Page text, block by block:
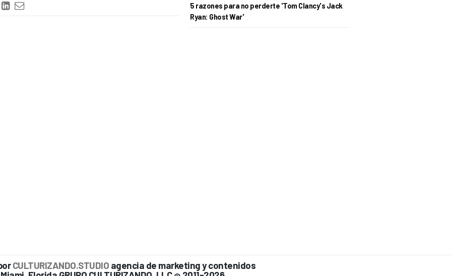
5 razones para no perderte 'Tom Clancy's Jack
Ryan: Ghost War'
CULTURIZANDO.STUDIO agencia de marketing y contenidos